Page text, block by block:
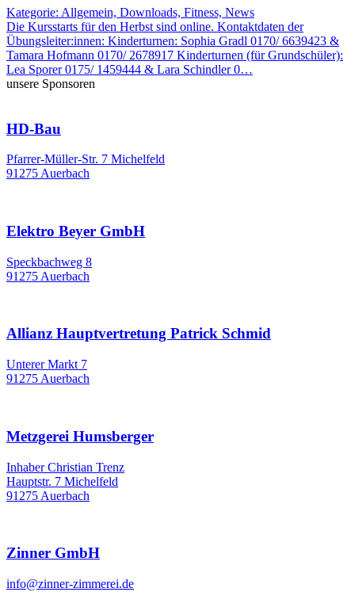
Kategorie: Allgemein, Downloads, Fitness, News
Die Kursstarts für den Herbst sind online. Kontaktdaten der
Übungsleiter:innen: Kinderturnen: Sophia Gradl 0170/ 6639423 &
Tamara Hofmann 0170/ 2678917 Kinderturnen (für Grundschüler):
Lea Sporer 0175/ 1459444 & Lara Schindler 0…
unsere Sponsoren
HD-Bau
Pfarrer-Müller-Str. 7 Michelfeld
91275 Auerbach
Elektro Beyer GmbH
Speckbachweg 8
91275 Auerbach
Allianz Hauptvertretung Patrick Schmid
Unterer Markt 7
91275 Auerbach
Metzgerei Humsberger
Inhaber Christian Trenz
Hauptstr. 7 Michelfeld
91275 Auerbach
Zinner GmbH
info@zinner-zimmerei.de